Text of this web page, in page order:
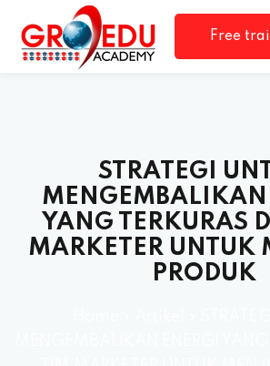
Free
STRATEGI
MENGEMBALIKAN
YANG TERKURAS
MARKETER UNTUK
PRODUK